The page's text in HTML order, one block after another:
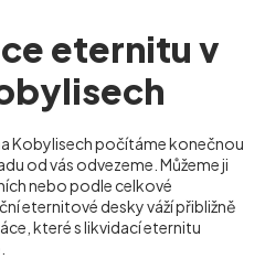
eternitu v
Kobylisech počítáme konečnou
od vás odvezeme. Můžeme ji
nebo podle celkové
eternitové desky váží přibližně
které s likvidací eternitu